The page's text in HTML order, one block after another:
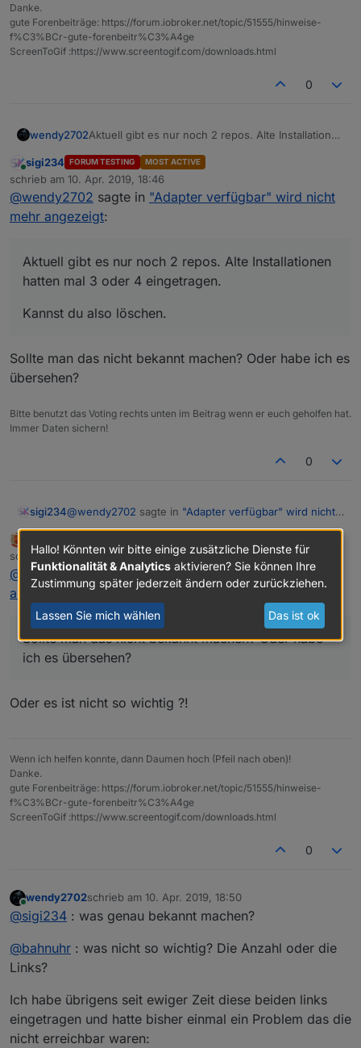
Danke.
gute Forenbeiträge: https://forum.iobroker.net/topic/51555/hinweise-
f%C3%BCr-gute-forenbeitr%C3%A4ge
ScreenToGif :https://www.screentogif.com/downloads.html
0
wendy2702Aktuell gibt es nur noch 2 repos. Alte Installationen
Kannst du also löschen.
Online
sigi234 FORUM TESTING MOST ACTIVE
schrieb am 10. Apr. 2019, 18:46
zuletzt editiert von
@wendy2702 sagte in "Adapter verfügbar" wird nicht
mehr angezeigt:
Aktuell gibt es nur noch 2 repos. Alte Installationen
hatten mal 3 oder 4 eingetragen.
Kannst du also löschen.
Sollte man das nicht bekannt machen? Oder habe ich es
übersehen?
Bitte benutzt das Voting rechts unten im Beitrag wenn er euch geholfen hat.
Immer Daten sichern!
0
sigi234@wendy2702 sagte in "Adapter verfügbar" wird nicht
mehr angezeigt:
Aktuell gibt es nur noch 2 repos. Alte
Installationen hatten mal 3 oder 4 eingetragen.
Sollte man das nicht bekannt machen? Oder habe ich
Online
schrieb am10. Apr. 2019, 18:47
zuletzt editiert von
@ sigi234sagte in"Adapter verfügbar" wird nicht mehr
angezeigt:
Sollte man das nicht bekannt machen? Oder habe
ich es übersehen?
Oder es ist nicht so wichtig ?!
Wenn ich helfen konnte, dann Daumen hoch (Pfeil nach oben)!
Danke.
gute Forenbeiträge: https://forum.iobroker.net/topic/51555/hinweise-
f%C3%BCr-gute-forenbeitr%C3%A4ge
ScreenToGif :https://www.screentogif.com/downloads.html
0
Online
wendy2702schrieb am 10. Apr. 2019, 18:50
zuletzt editiert von
@sigi234 : was genau bekannt machen?
@bahnuhr : was nicht so wichtig? Die Anzahl oder die
Links?
Ich habe übrigens seit ewiger Zeit diese beiden links
eingetragen und hatte bisher einmal ein Problem das die
nicht erreichbar waren:
Hallo! Könnten wir bitte einige zusätzliche Dienste für
Funktionalität & Analytics aktivieren? Sie können Ihre
Zustimmung später jederzeit ändern oder zurückziehen.
Lassen Sie mich wählen Das ist ok